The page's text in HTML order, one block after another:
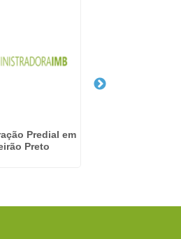
Predial em
Preto